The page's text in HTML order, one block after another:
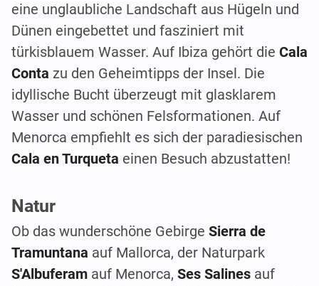
eine unglaubliche Landschaft aus Hügeln und
Dünen eingebettet und fasziniert mit
türkisblauem Wasser. Auf Ibiza gehört die Cala
Conta zu den Geheimtipps der Insel. Die
idyllische Bucht überzeugt mit glasklarem
Wasser und schönen Felsformationen. Auf
Menorca empfiehlt es sich der paradiesischen
Cala en Turqueta einen Besuch abzustatten!
Natur
Ob das wunderschöne Gebirge Sierra de
Tramuntana auf Mallorca, der Naturpark
S'Albuferam auf Menorca, Ses Salines auf